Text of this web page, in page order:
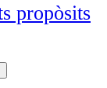
propòsits